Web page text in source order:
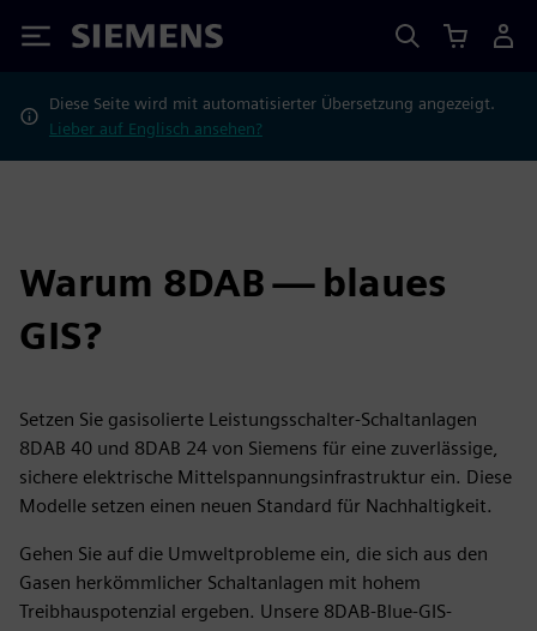
Siemens
Diese Seite wird mit automatisierter Übersetzung angezeigt.
Lieber auf Englisch ansehen?
Warum 8DAB — blaues
GIS?
Setzen Sie gasisolierte Leistungsschalter-Schaltanlagen
8DAB 40 und 8DAB 24 von Siemens für eine zuverlässige,
sichere elektrische Mittelspannungsinfrastruktur ein. Diese
Modelle setzen einen neuen Standard für Nachhaltigkeit.
Gehen Sie auf die Umweltprobleme ein, die sich aus den
Gasen herkömmlicher Schaltanlagen mit hohem
Treibhauspotenzial ergeben. Unsere 8DAB-Blue-GIS-